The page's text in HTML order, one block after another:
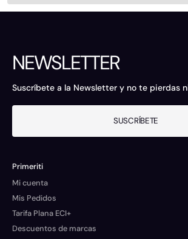
NEWSLETTER
Suscríbete a la Newsletter y no te pierdas
SUSCRÍBETE
Primeriti
Mi cuenta
Mis Pedidos
Tarifa Plana ECI+
Descuentos de marcas